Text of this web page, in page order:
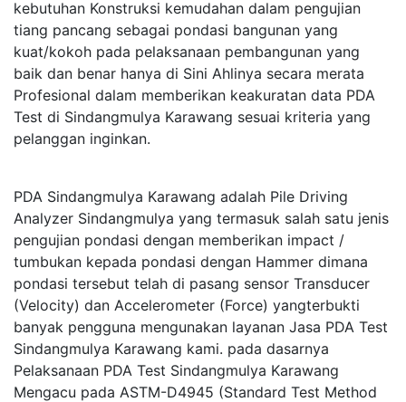
kebutuhan Konstruksi kemudahan dalam pengujian
tiang pancang sebagai pondasi bangunan yang
kuat/kokoh pada pelaksanaan pembangunan yang
baik dan benar hanya di Sini Ahlinya secara merata
Profesional dalam memberikan keakuratan data PDA
Test di Sindangmulya Karawang sesuai kriteria yang
pelanggan inginkan.
PDA Sindangmulya Karawang adalah Pile Driving
Analyzer Sindangmulya yang termasuk salah satu jenis
pengujian pondasi dengan memberikan impact /
tumbukan kepada pondasi dengan Hammer dimana
pondasi tersebut telah di pasang sensor Transducer
(Velocity) dan Accelerometer (Force) yangterbukti
banyak pengguna mengunakan layanan Jasa PDA Test
Sindangmulya Karawang kami. pada dasarnya
Pelaksanaan PDA Test Sindangmulya Karawang
Mengacu pada ASTM-D4945 (Standard Test Method